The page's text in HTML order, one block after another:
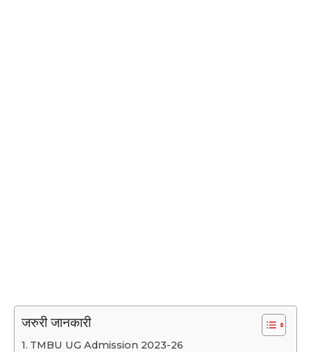
जरुरी जानकारी
TMBU UG Admission 2023-26